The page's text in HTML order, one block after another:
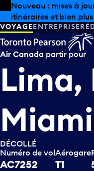
Skip to offers
Passer au contenu
Les aubaines
VOYAGEENTREPRISE
Air Canada partir pour
Lima,
DÉCOLLÉ
Numéro de vol
AC7252
Aérogare
T1